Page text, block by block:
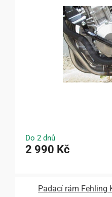
Do 2 dnů
2 990 Kč
Padací rám Fehling